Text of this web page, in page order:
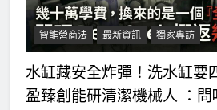
智能營商法 最新資訊 獨家專訪
水缸藏安全炸彈！洗水缸要
盈臻創能研清潔機械人 ：